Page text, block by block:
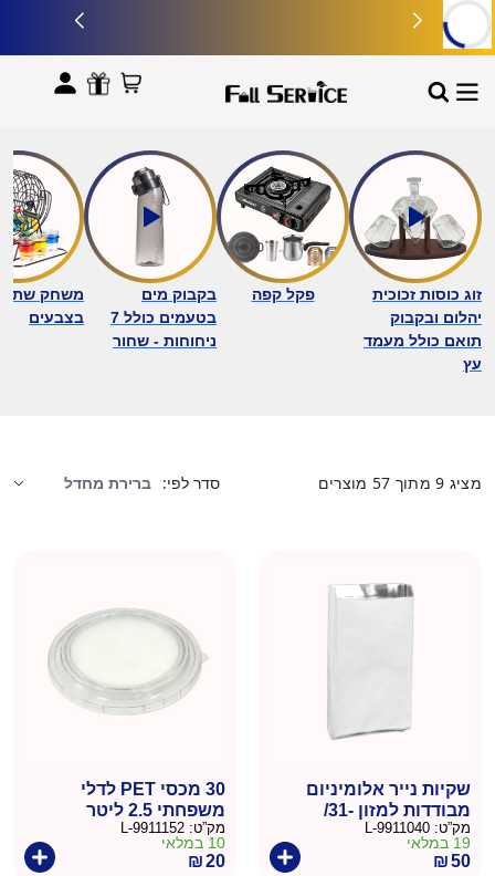
זוג כוסות זכוכית
יהלום ובקבוק
תואם כולל מעמד
עץ
פקל קפה
בקבוק מים
בטעמים כולל 7
ניחוחות - שחור
משחק שתייה
בצבעים
מציג 9מתוך 57מוצרים סדר לפי:
שקיות נייר אלומיניום
מבודדות למזון -31/
16ס"מ 100 יחידות
מק”ט: 9911040-L
19 במלאי
₪50
30 מכסי PET לדלי
משפחתי 2.5 ליטר
מק”ט: 9911152-L
10 במלאי
₪20